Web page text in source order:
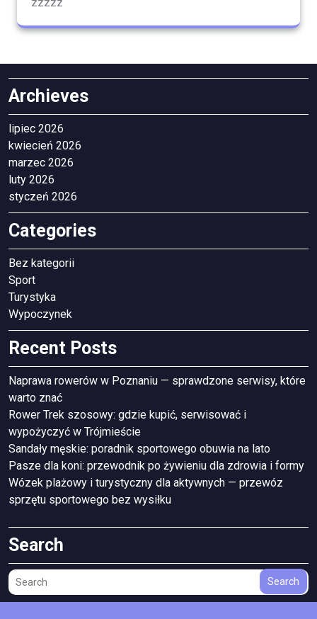
Archieves
lipiec 2026
kwiecień 2026
marzec 2026
luty 2026
styczeń 2026
Categories
Bez kategorii
Sport
Turystyka
Wypoczynek
Recent Posts
Naprawa rowerów w Poznaniu — sprawdzone serwisy, które
warto znać
Rower Trek szosowy: gdzie kupić, serwisować i
wypożyczyć w Trójmieście
Sandały męskie: poradnik sportowego obuwia na lato
Pasze dla koni: przewodnik po żywieniu dla zdrowia i formy
Wózek plażowy i turystyczny dla aktywnych — przewóz
sprzętu sportowego bez wysiłku
Search
Search